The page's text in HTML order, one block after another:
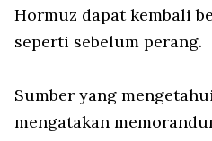
Hormuz dapat kembali
seperti sebelum perang.
Sumber yang
mengatakan